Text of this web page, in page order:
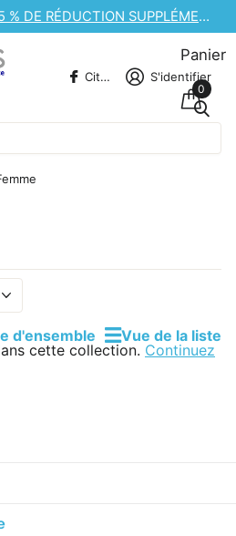
RÉDUCTION SUPPLÉMENTAIRE
CitywatchesFR S'identifier
Panier
0
contenu est traduite
d'ensemble Vue de la liste
cette collection. Continuez